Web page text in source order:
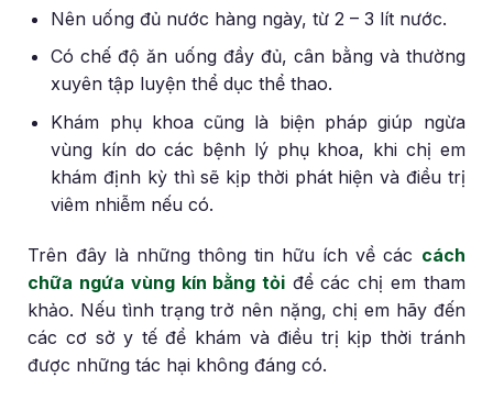
Nên uống đủ nước hàng ngày, từ 2 – 3 lít nước.
Có chế độ ăn uống đầy đủ, cân bằng và thường
xuyên tập luyện thể dục thể thao.
Khám phụ khoa cũng là biện pháp giúp ngừa
vùng kín do các bệnh lý phụ khoa, khi chị em
khám định kỳ thì sẽ kịp thời phát hiện và điều trị
viêm nhiễm nếu có.
Trên đây là những thông tin hữu ích về các cách
chữa ngứa vùng kín bằng tỏi để các chị em tham
khảo. Nếu tình trạng trở nên nặng, chị em hãy đến
các cơ sở y tế để khám và điều trị kịp thời tránh
được những tác hại không đáng có.